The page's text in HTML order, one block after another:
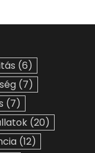
(6)
(7)
(7)
(20)
(12)